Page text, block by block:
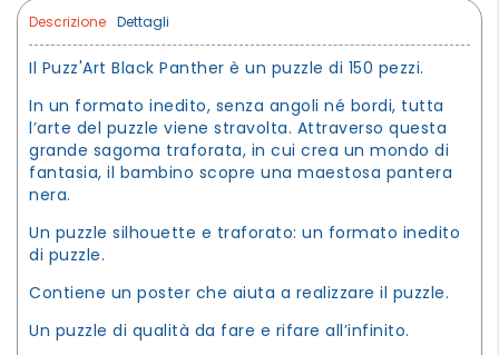
Descrizione Dettagli
Il Puzz'Art Black Panther è un puzzle di 150 pezzi.
In un formato inedito, senza angoli né bordi, tutta
l’arte del puzzle viene stravolta. Attraverso questa
grande sagoma traforata, in cui crea un mondo di
fantasia, il bambino scopre una maestosa pantera
nera.
Un puzzle silhouette e traforato: un formato inedito
di puzzle.
Contiene un poster che aiuta a realizzare il puzzle.
Un puzzle di qualità da fare e rifare all’infinito.